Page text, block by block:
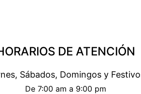
DE ATENCIÓN
Sábados, Domingos y
De 7:00 am a 9:00 pm